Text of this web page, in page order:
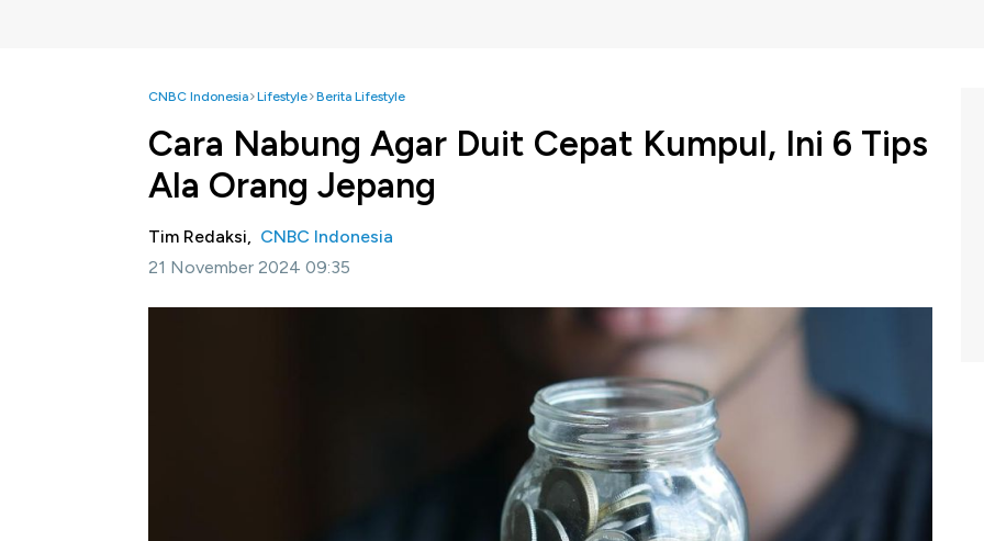
CNBC Indonesia Lifestyle Berita Lifestyle
Cara Nabung Agar Duit Cepat Kumpul, Ini 6 Tips
Ala Orang Jepang
Tim Redaksi, CNBC Indonesia
21 November 2024 09:35